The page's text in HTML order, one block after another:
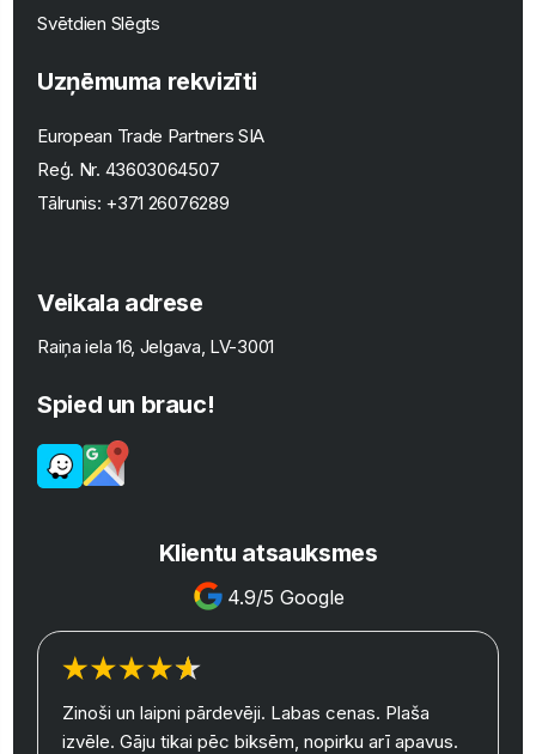
Svētdien Slēgts
Uzņēmuma rekvizīti
European Trade Partners SIA
Reģ. Nr. 43603064507
Tālrunis: +371 26076289
Veikala adrese
Raiņa iela 16, Jelgava, LV-3001
Spied un brauc!
Klientu atsauksmes
4.9/5 Google
Zinoši un laipni pārdevēji. Labas cenas. Plaša
izvēle. Gāju tikai pēc biksēm, nopirku arī apavus.